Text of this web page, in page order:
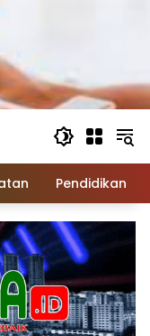
Pendidikan